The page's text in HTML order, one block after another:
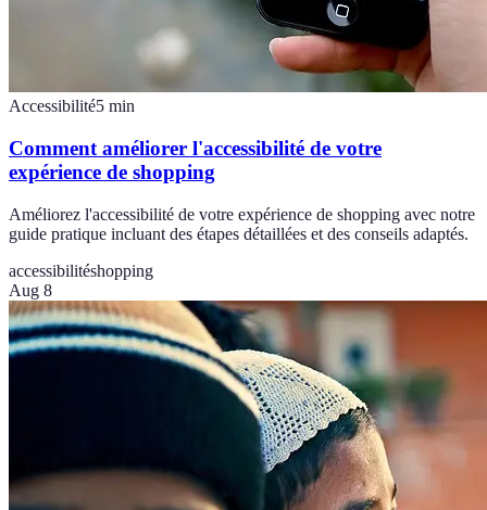
Accessibilité5 min
Comment améliorer l'accessibilité de votre
expérience de shopping
Améliorez l'accessibilité de votre expérience de shopping avec notre
guide pratique incluant des étapes détaillées et des conseils adaptés.
accessibilitéshopping
Aug 8